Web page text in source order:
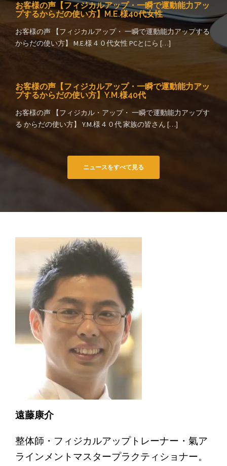
お客様の声【フィジカルアップ・一瞬で運動能力アッ
プするからだの使い方】M.E.様40代女性
お客様の声 【フィジカルアップ・ 一瞬で運動能力アップする
からだの使い方】 M.E.様４０代女性 PCとにら […]
お客様の声【フィジカルアップ・一瞬で運動能力アッ
プするからだの使い方】Y.M.様40代
お客様の声 【フィジカル・アップ・ 一瞬で運動能力アップす
る からだの使い方】 Y.M.様４０代 家族の皆さん […]
ニュースをすべて見る
遠藤康介
整体師・フィジカルアップトレーナー・氣ア
ラインメントマスタープラクティショナー。